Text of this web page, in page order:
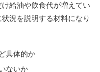
給油や飲食代が増えてい
況を説明する材料になり
具体的か
ないか